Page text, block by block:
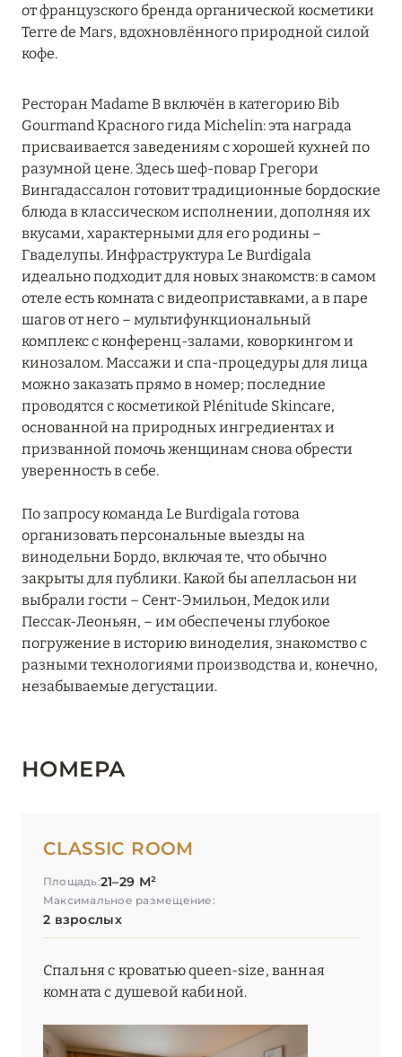
от французского бренда органической косметики
Terre de Mars, вдохновлённого природной силой
кофе.
Ресторан Madame B включён в категорию Bib
Gourmand Красного гида Michelin: эта награда
присваивается заведениям с хорошей кухней по
разумной цене. Здесь шеф-повар Грегори
Вингадассалон готовит традиционные бордоские
блюда в классическом исполнении, дополняя их
вкусами, характерными для его родины –
Гваделупы. Инфраструктура Le Burdigala
идеально подходит для новых знакомств: в самом
отеле есть комната с видеоприставками, а в паре
шагов от него – мультифункциональный
комплекс с конференц-залами, коворкингом и
кинозалом. Массажи и спа-процедуры для лица
можно заказать прямо в номер; последние
проводятся с косметикой Plénitude Skincare,
основанной на природных ингредиентах и
призванной помочь женщинам снова обрести
уверенность в себе.
По запросу команда Le Burdigala готова
организовать персональные выезды на
винодельни Бордо, включая те, что обычно
закрыты для публики. Какой бы апелласьон ни
выбрали гости – Сент-Эмильон, Медок или
Пессак-Леоньян, – им обеспечены глубокое
погружение в историю виноделия, знакомство с
разными технологиями производства и, конечно,
незабываемые дегустации.
НОМЕРА
CLASSIC ROOM
Площадь:21–29 М²
Максимальное размещение:
2 взрослых
Спальня с кроватью queen-size, ванная
комната с душевой кабиной.